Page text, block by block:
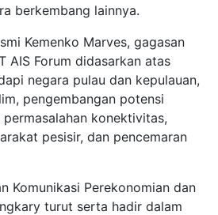
berkembang lainnya.
Kemenko Marves, gagasan
AIS Forum didasarkan atas
negara pulau dan kepulauan,
pengembangan potensi
konektivitas,
pesisir, dan pencemaran
Komunikasi Perekonomian dan
turut serta hadir dalam